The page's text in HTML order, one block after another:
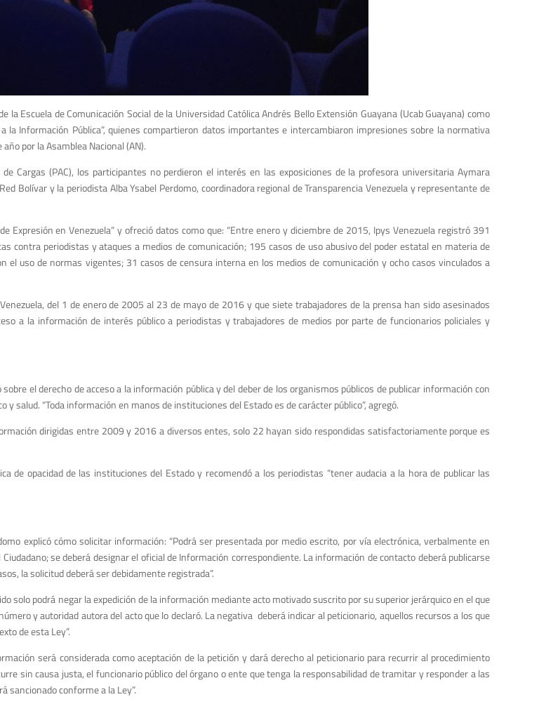
Escuela de Comunicación Social de la Universidad Católica Andrés Bello Extensión Guayana (Ucab Guayana) como
la Información Pública”, quienes compartieron datos importantes e intercambiaron impresiones sobre la normativa
por la Asamblea Nacional (AN).
Cargas (PAC), los participantes no perdieron el interés en las exposiciones de la profesora universitaria Aymara
Bolívar y la periodista Alba Ysabel Perdomo, coordinadora regional de Transparencia Venezuela y representante de
Expresión en Venezuela” y ofreció datos como que: “Entre enero y diciembre de 2015, Ipys Venezuela registró 391
contra periodistas y ataques a medios de comunicación; 195 casos de uso abusivo del poder estatal en materia de
uso de normas vigentes; 31 casos de censura interna en los medios de comunicación y ocho casos vinculados a
del 1 de enero de 2005 al 23 de mayo de 2016 y que siete trabajadores de la prensa han sido asesinados
a la información de interés público a periodistas y trabajadores de medios por parte de funcionarios policiales y
el derecho de acceso a la información pública y del deber de los organismos públicos de publicar información con
salud. “Toda información en manos de instituciones del Estado es de carácter público”, agregó.
dirigidas entre 2009 y 2016 a diversos entes, solo 22 hayan sido respondidas satisfactoriamente porque es
de opacidad de las instituciones del Estado y recomendó a los periodistas “tener audacia a la hora de publicar las
explicó cómo solicitar información: “Podrá ser presentada por medio escrito, por vía electrónica, verbalmente en
se deberá designar el oficial de Información correspondiente. La información de contacto deberá publicarse
la solicitud deberá ser debidamente registrada”.
podrá negar la expedición de la información mediante acto motivado suscrito por su superior jerárquico en el que
y autoridad autora del acto que lo declaró. La negativa deberá indicar al peticionario, aquellos recursos a los que
de esta Ley”.
será considerada como aceptación de la petición y dará derecho al peticionario para recurrir al procedimiento
sin causa justa, el funcionario público del órgano o ente que tenga la responsabilidad de tramitar y responder a las
sancionado conforme a la Ley”.